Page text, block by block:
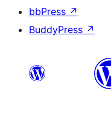
bbPress ↗
BuddyPress ↗